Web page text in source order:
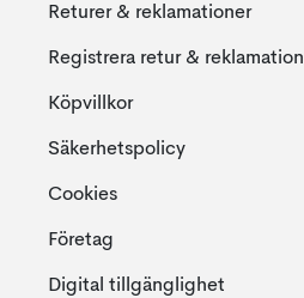
Returer & reklamationer
Registrera retur & reklamation
Köpvillkor
Säkerhetspolicy
Cookies
Företag
Digital tillgänglighet